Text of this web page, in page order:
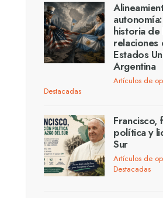
historia de
relaciones
Estados
Argentina
Artículos de
Destacadas
Francisco,
política y
Sur
Artículos de
Destacadas